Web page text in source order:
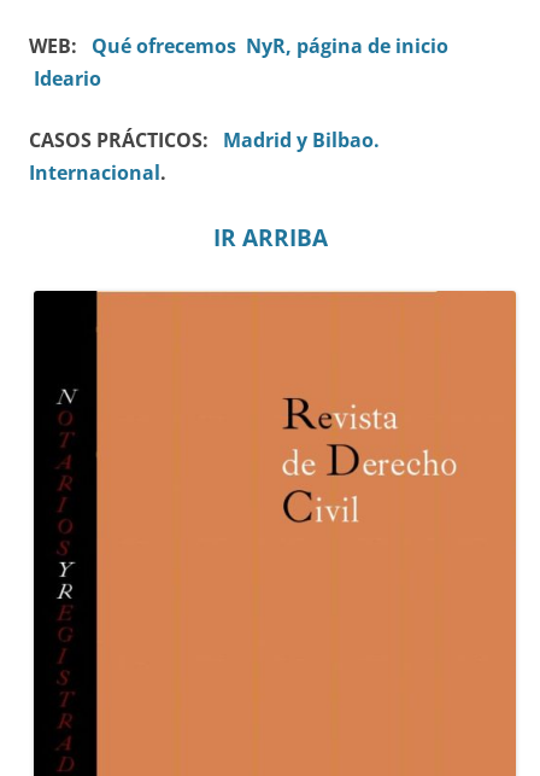
WEB: Qué ofrecemos NyR, página de inicio
Ideario
CASOS PRÁCTICOS: Madrid y Bilbao.
Internacional.
IR ARRIBA